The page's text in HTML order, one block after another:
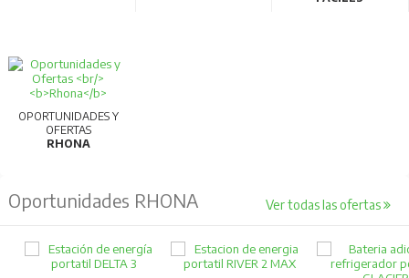
OPORTUNIDADES Y
OFERTAS
RHONA
Oportunidades RHONA Ver todas las ofertas